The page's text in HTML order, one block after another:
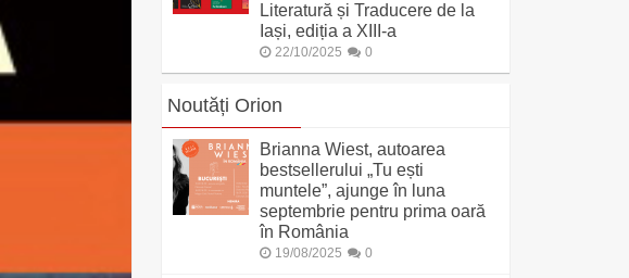
Literatură și Traducere de la
Iași, ediția a XIII-a
22/10/2025 0
Noutăți Orion
Brianna Wiest, autoarea
bestsellerului „Tu ești
muntele”, ajunge în luna
septembrie pentru prima oară
în România
19/08/2025 0